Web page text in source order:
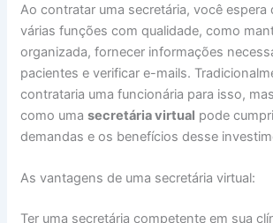
Ao contratar uma secretária, você espera
várias funções com qualidade, como
organizada, fornecer informações
pacientes e verificar e-mails.
contrataria uma funcionária para isso,
como uma secretária virtual pode
demandas e os benefícios desse
As vantagens de uma secretária virtual:
Ter uma secretária competente em sua